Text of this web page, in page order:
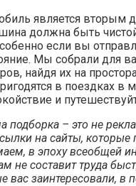
является вторым
должна быть
если вы
Мы собрали для
найдя их на
в поездках в
и
подборка – это не
на сайты,
в эпоху всеобщей
не составит труда
вас заинтересовали, в